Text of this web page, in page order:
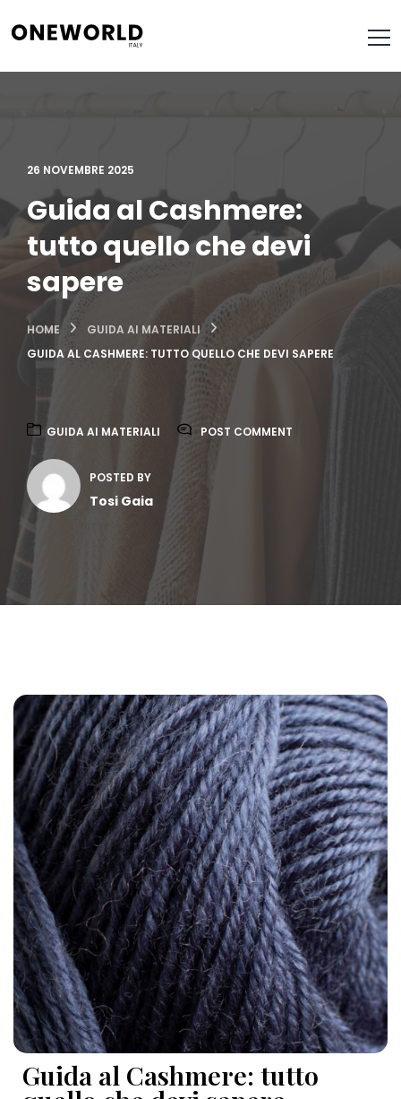
26 NOVEMBRE 2025
Guida al Cashmere:
tutto quello che devi
sapere
HOME
GUIDA AI MATERIALI
GUIDA AL CASHMERE: TUTTO QUELLO CHE DEVI SAPERE
GUIDA AI MATERIALI POST COMMENT
POSTED BY
Tosi Gaia
Guida al Cashmere: tutto